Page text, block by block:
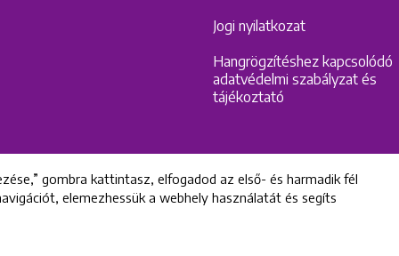
Jogi nyilatkozat
Hangrögzítéshez kapcsolódó
adatvédelmi szabályzat és
tájékoztató
All rights reserved © 2022 Uniklinik Dental and Implant Center
gombra kattintasz, elfogadod az első- és harmadik fél
elemezhessük a webhely használatát és segíts